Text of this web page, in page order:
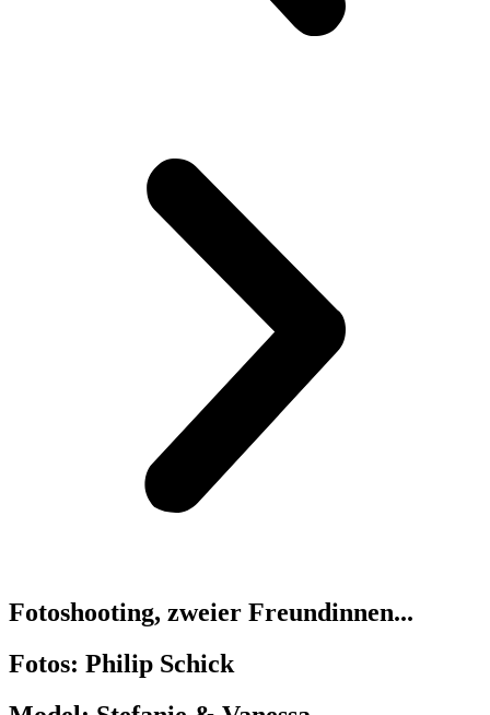
Fotoshooting, zweier Freundinnen...
Fotos: Philip Schick